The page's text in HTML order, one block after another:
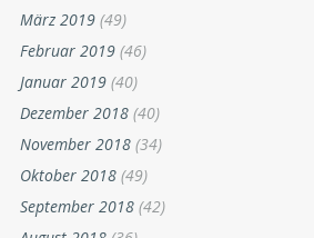
März 2019 (49)
Februar 2019 (46)
Januar 2019 (40)
Dezember 2018 (40)
November 2018 (34)
Oktober 2018 (49)
September 2018 (42)